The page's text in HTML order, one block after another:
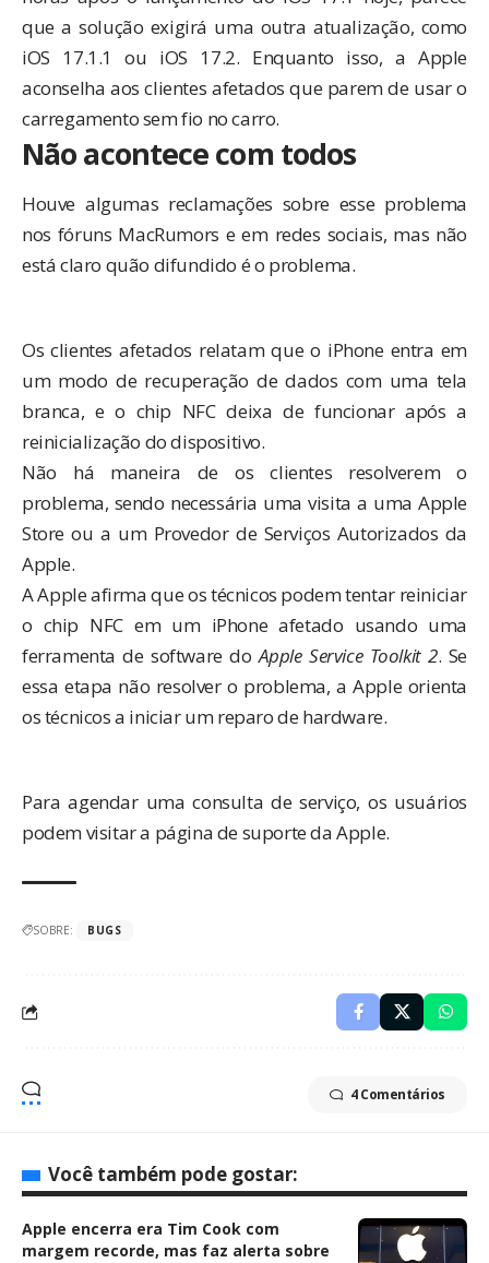
que a solução exigirá uma outra atualização, como
iOS 17.1.1 ou iOS 17.2. Enquanto isso, a Apple
aconselha aos clientes afetados que parem de usar o
carregamento sem fio no carro.
Não acontece com todos
Houve algumas reclamações sobre esse problema
nos fóruns MacRumors e em redes sociais, mas não
está claro quão difundido é o problema.
Os clientes afetados relatam que o iPhone entra em
um modo de recuperação de dados com uma tela
branca, e o chip NFC deixa de funcionar após a
reinicialização do dispositivo.
Não há maneira de os clientes resolverem o
problema, sendo necessária uma visita a uma Apple
Store ou a um Provedor de Serviços Autorizados da
Apple.
A Apple afirma que os técnicos podem tentar reiniciar
o chip NFC em um iPhone afetado usando uma
ferramenta de software doApple Service Toolkit 2. Se
essa etapa não resolver o problema, a Apple orienta
os técnicos a iniciar um reparo de hardware.
Para agendar uma consulta de serviço, os usuários
podem visitar a página de suporteda Apple.
SOBRE: BUGS
4 Comentários
Você também pode gostar:
Apple encerra era Tim Cook com
margem recorde, mas faz alerta sobre